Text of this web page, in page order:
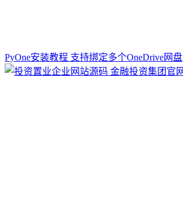
PyOne安装教程 支持绑定多个OneDrive网盘